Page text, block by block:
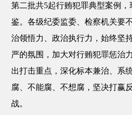
第二批共5起行贿犯罪典型案例
鉴。各级纪委监委、检察机关要
治领悟力、政治执行力，始终坚
严的氛围，加大对行贿犯罪惩治
出打击重点，深化标本兼治、系
腐、不能腐、不想腐，坚决打赢
战。